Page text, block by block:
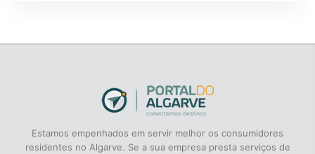
Estamos empenhados em servir melhor os consumidores
residentes no Algarve. Se a sua empresa presta serviços de